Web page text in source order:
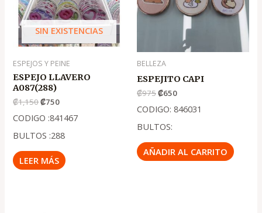
SIN EXISTENCIAS
ESPEJOS Y PEINE
ESPEJO LLAVERO
A087(288)
₡1,150₡750
CODIGO :841467
BULTOS :288
LEER MÁS
BELLEZA
ESPEJITO CAPI
₡975₡650
CODIGO: 846031
BULTOS:
AÑADIR AL CARRITO